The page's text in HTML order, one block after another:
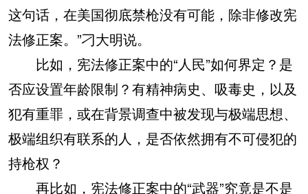
这句话，在美国彻底禁枪没有可能，除非修改宪
法修正案。”刁大明说。
比如，宪法修正案中的“人民”如何界定？是
否应设置年龄限制？有精神病史、吸毒史，以及
犯有重罪，或在背景调查中被发现与极端思想、
极端组织有联系的人，是否依然拥有不可侵犯的
持枪权？
再比如，宪法修正案中的“武器”究竟是不是